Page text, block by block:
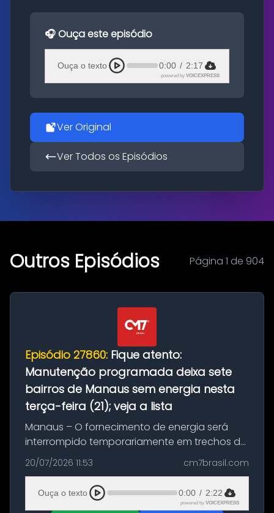
🎧 Ouça este episódio
Ouça o texto 0:00 / 2:17
powered by VOICEXPRESS
Ver Original
Ver Todos os Episódios
Outros Episódios Página 1 de 904
Episódio 27860: Fique atento:
Manutenção programada deixa sete
bairros de Manaus sem energia nesta
terça-feira (21); veja a lista
Manaus – O fornecimento de energia será
interrompido temporariamente em trechos de
sete bairros de Manaus nesta terça-feira (21).
A suspensão programada ocorrerá para a
execução de serviços de manuten...
20/07/2026 11:53 cm7brasil.com
Ouça o texto 0:00 / 2:22
powered by VOICEXPRESS